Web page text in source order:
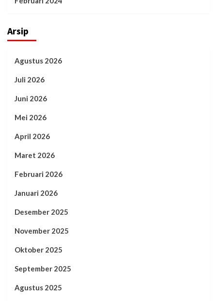
Arsip
Agustus 2026
Juli 2026
Juni 2026
Mei 2026
April 2026
Maret 2026
Februari 2026
Januari 2026
Desember 2025
November 2025
Oktober 2025
September 2025
Agustus 2025